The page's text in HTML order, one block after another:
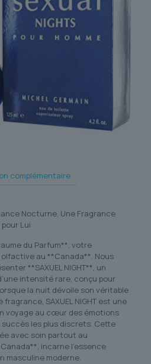
complémentaire
Nocturne, Une Fragrance
Lui
du Parfum**, votre
au **Canada**. Nous
**SAXUEL NIGHT**, un
intensité rare, conçu pour
la nuit dévoile son véritable
fragrance, SAXUEL NIGHT est une
voyage au cœur des émotions
les plus discrets. Cette
avec soin partout au
incarne l’essence
masculine moderne.